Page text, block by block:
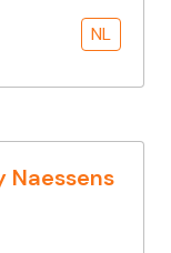
NL
Naessens